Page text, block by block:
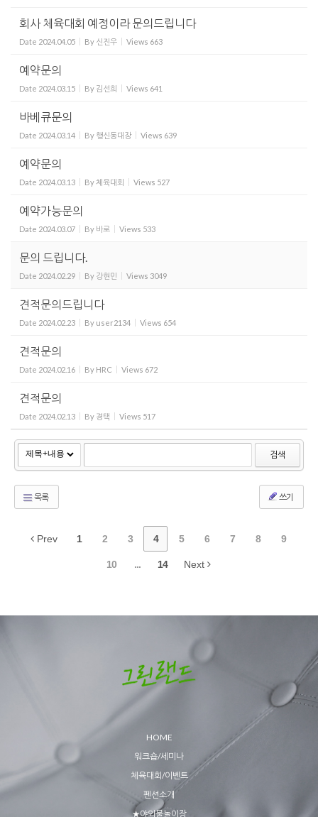
회사 체육대회 예정이라 문의드립니다
Date 2024.04.05 By 신진우 Views 663
예약문의
Date 2024.03.15 By 김선희 Views 641
바베큐문의
Date 2024.03.14 By 행신동대장 Views 639
예약문의
Date 2024.03.13 By 체육대회 Views 527
예약가능문의
Date 2024.03.07 By 바로 Views 533
문의 드립니다.
Date 2024.02.29 By 강현민 Views 3049
견적문의드립니다
Date 2024.02.23 By user2134 Views 654
견적문의
Date 2024.02.16 By HRC Views 672
견적문의
Date 2024.02.13 By 경택 Views 517
검색
목록 쓰기
Prev 1 2 3 4 5 6 7 8 9
10 ... 14 Next
HOME
워크숍/세미나
체육대회/이벤트
펜션소개
★야외물놀이장